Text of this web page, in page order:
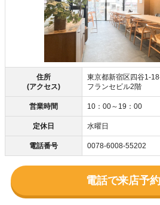
住所
(アクセス)
東京都新宿区四谷1-
フランセビル2階
営業時間 10：00～19：00
定休日 水曜日
電話番号 0078-6008-55202
電話で来店予